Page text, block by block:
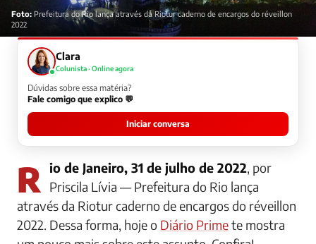
Foto: Prefeitura do Rio lança através da Riotur caderno de encargos do réveillon
2022
Clara
Colunista · Online agora
Dúvidas sobre essa matéria?
Fale comigo que explico 💬
Iniciar conversa
Rio de Janeiro, 31 de julho de 2022, por
Priscila Lívia — Prefeitura do Rio lança
através da Riotur caderno de encargos do réveillon
2022. Dessa forma, hoje o Diário Primete mostra